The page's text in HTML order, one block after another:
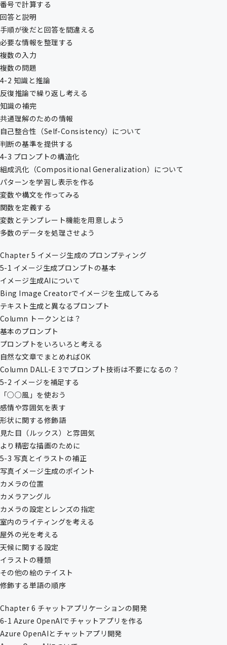
番号で計算する
回答と説明
手順が後だと回答を間違える
必要な情報を整理する
複数の入力
複数の問題
4-2 知識と推論
反復推論で繰り返し考える
知識の補完
共通理解のための情報
自己整合性（Self-Consistency）について
判断の基準を提供する
4-3 プロンプトの構造化
組成汎化（Compositional Generalization）について
パターンを学習し表示を作る
変数や構文を作ってみる
関数を定義する
変数とテンプレート機能を用意しよう
多数のデータを処理させよう
Chapter 5 イメージ生成のプロンプティング
5-1 イメージ生成プロンプトの基本
イメージ生成AIについて
Bing Image Creatorでイメージを生成してみる
テキスト生成と異なるプロンプト
Column トークンとは？
基本のプロンプト
プロンプトをいろいろと考える
自然な文章でまとめればOK
Column DALL-E 3でプロンプト技術は不要になるの？
5-2 イメージを補足する
「○○風」を使おう
感情や雰囲気を表す
形状に関する修飾語
見た目（ルックス）と雰囲気
より精密な描画のために
5-3 写真とイラストの補正
写真イメージ生成のポイント
カメラの位置
カメラアングル
カメラの設定とレンズの指定
室内のライティングを考える
屋外の光を考える
天候に関する設定
イラストの種類
その他の絵のテイスト
修飾する単語の順序
Chapter 6 チャットアプリケーションの開発
6-1 Azure OpenAIでチャットアプリを作る
Azure OpenAIとチャットアプリ開発